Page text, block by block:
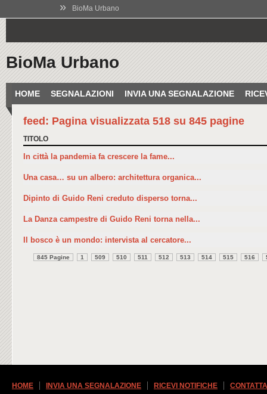
» BioMa Urbano
BioMa Urbano
HOME SEGNALAZIONI INVIA UNA SEGNALAZIONE
feed: Pagina visualizzata 518 su 845 pagine
TITOLO
In città la pandemia fa crescere la fame...
Una casa… su un albero: architettura organica...
Dipinto di Guido Reni creduto disperso torna...
La Danza campestre di Guido Reni torna nella...
Il bosco è un mondo: intervista al cercatore...
845 Pagine 1 509 510 511 512 513 514 515 516
HOME INVIA UNA SEGNALAZIONE RICEVI NOTIFICHE